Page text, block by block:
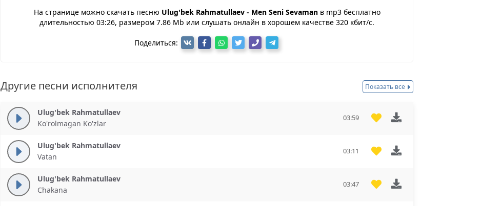
На странице можно скачать песню Ulug'bek Rahmatullaev - Men Seni Sevamanв mp3 бесплатно
длительностью 03:26, размером 7.86 Mb или слушать онлайн в хорошем качестве 320 кбит/с.
Поделиться:
Другие песни исполнителя Показать все
03:59
Ulug'bek Rahmatullaev
Ko'rolmagan Ko'zlar
03:11
Ulug'bek Rahmatullaev
Vatan
03:47
Ulug'bek Rahmatullaev
Chakana